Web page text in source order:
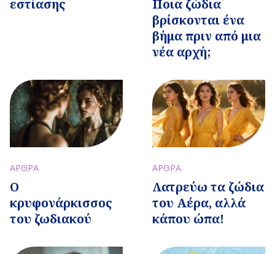
εστίασης
Ποια ζώδια
βρίσκονται ένα
βήμα πριν από μια
νέα αρχή;
ΑΡΘΡΑ
Ο
κρυφονάρκισσος
του ζωδιακού
ΑΡΘΡΑ
Λατρεύω τα ζώδια
του Αέρα, αλλά
κάπου ώπα!